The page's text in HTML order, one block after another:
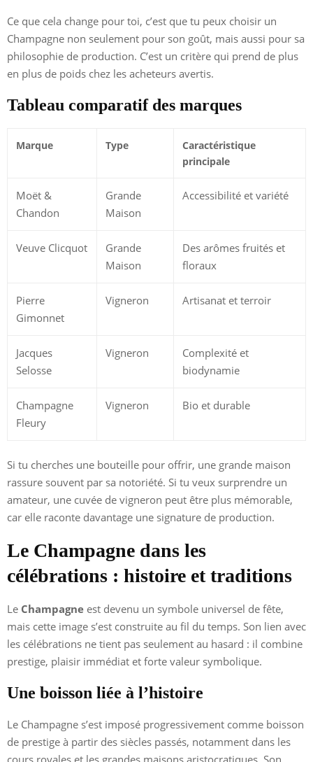
Ce que cela change pour toi, c’est que tu peux choisir un
Champagne non seulement pour son goût, mais aussi pour sa
philosophie de production. C’est un critère qui prend de plus
en plus de poids chez les acheteurs avertis.
Tableau comparatif des marques
Marque Type
Caractéristique
principale
Moët &
Chandon
Grande
Maison
Accessibilité et variété
Veuve Clicquot
Grande
Maison
Des arômes fruités et
floraux
Pierre
Gimonnet
Vigneron Artisanat et terroir
Jacques
Selosse
Vigneron
Complexité et
biodynamie
Champagne
Fleury
Vigneron Bio et durable
Si tu cherches une bouteille pour offrir, une grande maison
rassure souvent par sa notoriété. Si tu veux surprendre un
amateur, une cuvée de vigneron peut être plus mémorable,
car elle raconte davantage une signature de production.
Le Champagne dans les
célébrations : histoire et traditions
Le Champagne est devenu un symbole universel de fête,
mais cette image s’est construite au fil du temps. Son lien avec
les célébrations ne tient pas seulement au hasard : il combine
prestige, plaisir immédiat et forte valeur symbolique.
Une boisson liée à l’histoire
Le Champagne s’est imposé progressivement comme boisson
de prestige à partir des siècles passés, notamment dans les